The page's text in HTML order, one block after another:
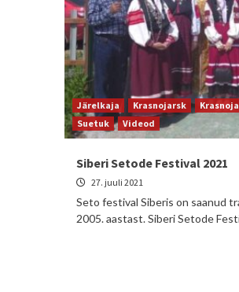
Järelkaja Krasnojarsk
Suetuk
Videod
Siberi Setode Festival 2021
27. juuli 2021
Seto festival Siberis on saanud
2005. aastast. Siberi Setode